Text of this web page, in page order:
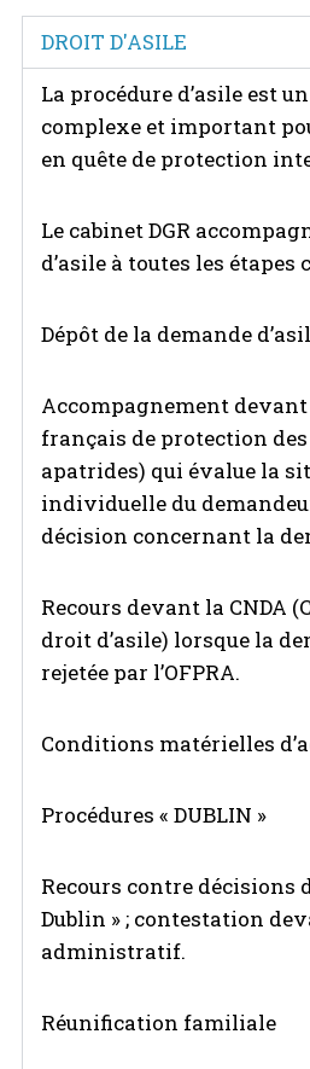
DROIT D'ASILE
La procédure d’asile est
complexe et important
en quête de protection
Le cabinet DGR
d’asile à toutes les étapes
Dépôt de la demande
Accompagnement devant
français de protection
apatrides) qui évalue la
individuelle du
décision concernant la
Recours devant la CNDA
droit d’asile) lorsque la
rejetée par l’OFPRA.
Conditions matérielles
Procédures « DUBLIN »
Recours contre décisions
Dublin » ; contestation
administratif.
Réunification familiale